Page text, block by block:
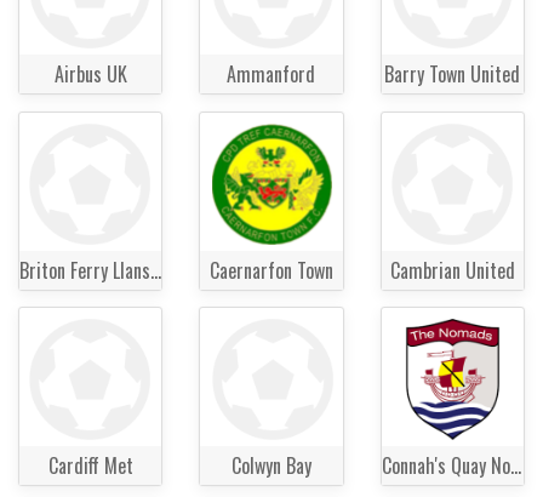
Airbus UK Ammanford Barry Town United
Briton Ferry Llansawel Caernarfon Town Cambrian United
Cardiff Met Colwyn Bay Connah's Quay Nomads